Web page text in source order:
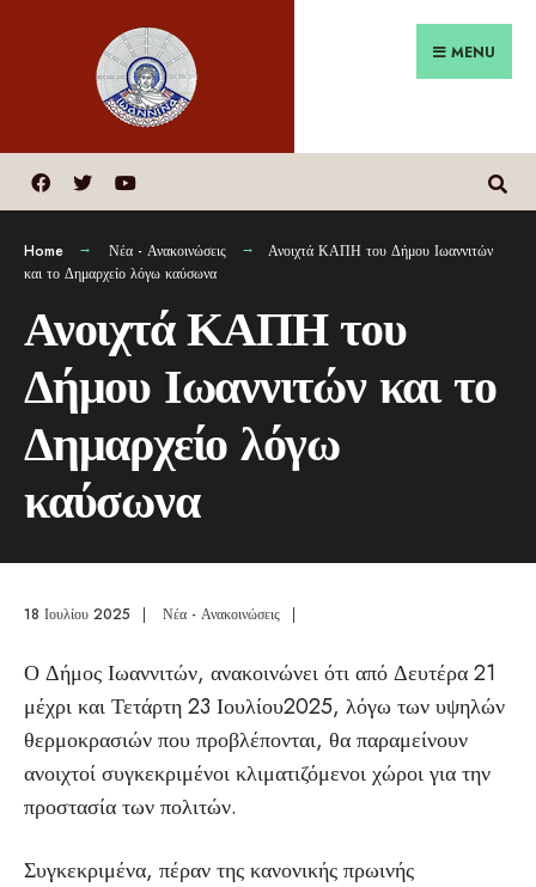
MENU
Home Νέα - Ανακοινώσεις
Ανοιχτά ΚΑΠΗ του Δήμου Ιωαννιτών
και το Δημαρχείο λόγω καύσωνα
Ανοιχτά ΚΑΠΗ του
Δήμου Ιωαννιτών και το
Δημαρχείο λόγω
καύσωνα
18 Ιουλίου 2025 | Νέα - Ανακοινώσεις |
Ο Δήμος Ιωαννιτών, ανακοινώνει ότι από Δευτέρα 21
μέχρι και Τετάρτη 23 Ιουλίου2025, λόγω των υψηλών
θερμοκρασιών που προβλέπονται, θα παραμείνουν
ανοιχτοί συγκεκριμένοι κλιματιζόμενοι χώροι για την
προστασία των πολιτών.
Συγκεκριμένα, πέραν της κανονικής πρωινής